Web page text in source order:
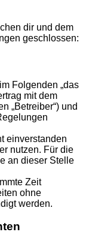
dir und dem
geschlossen:
Folgenden „das
mit dem
„Betreiber“) und
einverstanden
nutzen. Für die
an dieser Stelle
Zeit
ohne
werden.